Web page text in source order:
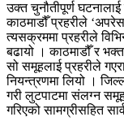
उक्त चुनौतीपूर्ण
काठमाडौँ प्रहरीले
त्यसक्रममा प्रहरीले
बढायो । काठमाडौँ र
सो समूहलाई प्रहरीले
नियन्त्रणमा लियो ।
गरी लुटपाटमा संलग्न
गरिएको सामग्रीसहित